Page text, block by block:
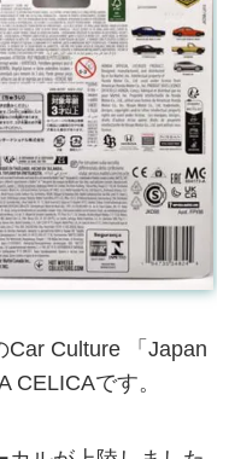
Car Culture 「Japan
CELICAです。